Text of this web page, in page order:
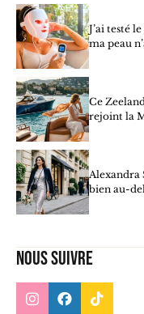
J’ai testé
ma peau
Ce
rejoint la
Alexandra
bien au-
Nous suivre